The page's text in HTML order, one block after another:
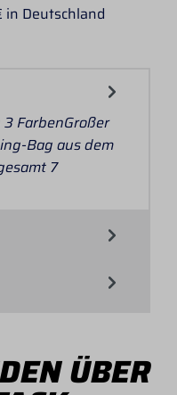
in Deutschland
FarbenGroßer
Bag aus dem
7
ÜBER